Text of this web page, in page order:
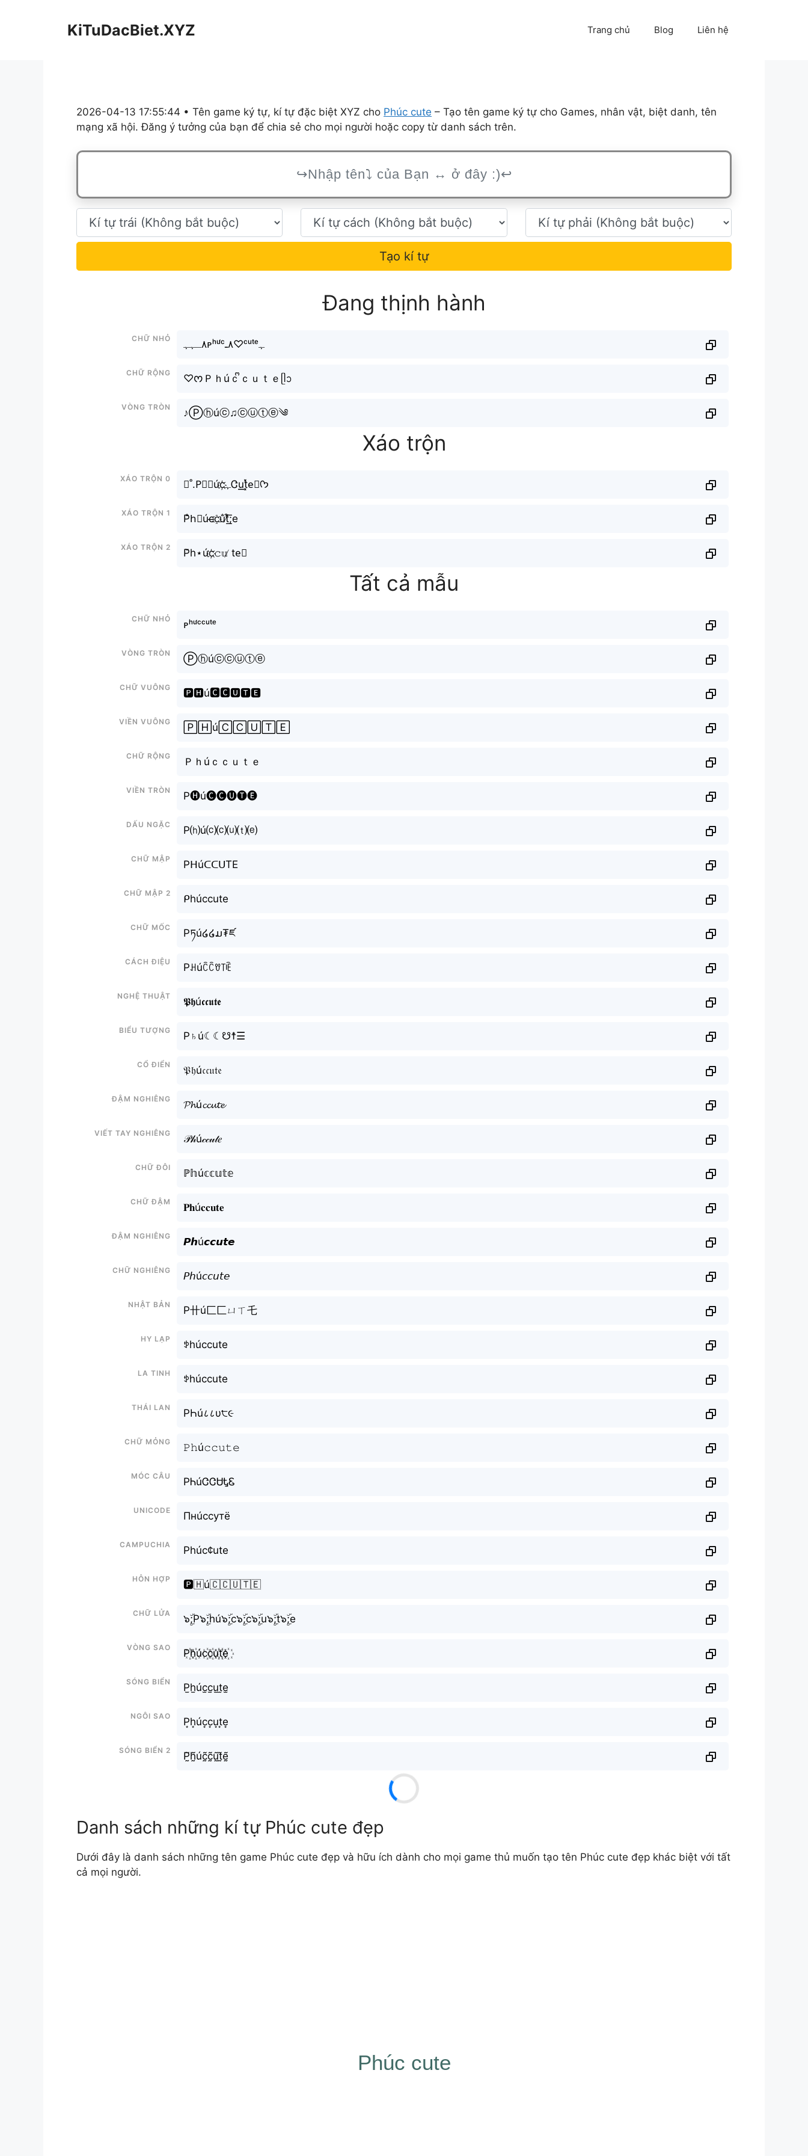
KiTuDacBiet.XYZ Trang chủ Blog Liên hệ
2026-04-13 17:55:44 • Tên game ký tự, kí tự đặc biệt XYZ cho Phúc cute – Tạo tên game ký tự cho Games, nhân vật, biệt danh, tên
mạng xã hội. Đăng ý tưởng của bạn để chia sẻ cho mọi người hoặc copy từ danh sách trên.
Tạo kí tự
Đang thịnh hành
Chữ nhỏ
٨ـﮩﮩᴘʰᵘ́ᶜ٨ـ♡ᶜᵘᵗᵉﮩ
Chữ rộng
♡ᰔＰｈúｃᩚｃｕｔｅᥫᩣ
Vòng tròn
♪Ⓟⓗúⓒ♫ⓒⓤⓣⓔ༄
Xáo trộn
Xáo trộn 0
✧˚.P⃗⒣úc҉ﮩᏣu͟͟t͓̽e⃣ᡣ𐭩
Xáo trộn 1
P̐h⃕úc̶c҈u̐t̸͒͟͞;e
Xáo trộn 2
P̆h⋆úc҉𝚌𝕦̸ te⃟
Tất cả mẫu
Chữ nhỏ
ᴘʰᵘ́ᶜᶜᵘᵗᵉ
Vòng tròn
Ⓟⓗúⓒⓒⓤⓣⓔ
Chữ vuông
🅿🅷ú🅲🅲🆄🆃🅴
Viền vuông
🄿🄷ú🄲🄲🅄🅃🄴
Chữ rộng
Ｐｈúｃｃｕｔｅ
Viền tròn
P🅗ú🅒🅒🅤🅣🅔
Dấu ngặc
P⒣ú⒞⒞⒰⒯⒠
Chữ mập
PᕼúᑕᑕᑌTE
Chữ mập 2
ᑭhúccute
Chữ mốc
Pཏú໒໒ມ₮ཛ
Cách điệu
Pꃅúꉓꉓꀎ꓄ꍟ
Nghệ thuật
𝕻𝖍ú𝖈𝖈𝖚𝖙𝖊
Biểu tượng
P♄ú☾☾☋☨☰
Cổ điển
𝔓𝔥ú𝔠𝔠𝔲𝔱𝔢
Đậm nghiêng
𝓟𝓱ú𝓬𝓬𝓾𝓽𝓮
Viết tay nghiêng
𝒫𝒽ú𝒸𝒸𝓊𝓉𝑒
Chữ đôi
ℙ𝕙ú𝕔𝕔𝕦𝕥𝕖
Chữ đậm
𝐏𝐡ú𝐜𝐜𝐮𝐭𝐞
Đậm nghiêng
𝙋𝙝ú𝙘𝙘𝙪𝙩𝙚
Chữ nghiêng
𝘗𝘩ú𝘤𝘤𝘶𝘵𝘦
Nhật bản
P卄ú匚匚ㄩㄒ乇
Hy lạp
ꉣhúccute
La tinh
ꉣhúccute
Thái lan
PҺú८८υ੮૯
Chữ mỏng
𝙿𝚑ú𝚌𝚌𝚞𝚝𝚎
Móc câu
PᏂúᏣᏣᏌᎿᏋ
Unicode
Пнúссутё
Campuchia
Phúc¢ute
Hỗn hợp
🅿️🇭ú🇨🇨🇺🇹🇪
Chữ Lửa
๖ۣۜ;P๖ۣۜ;hú๖ۣۜ;c๖ۣۜ;c๖ۣۜ;u๖ۣۜ;t๖ۣۜ;e
Vòng sao
P꙰h꙰úc꙰c꙰u꙰t꙰e꙰
Sóng biển
P̫h̫úc̫c̫u̫t̫e̫
Ngôi sao
P͙h͙úc͙c͙u͙t͙e͙
Sóng biển 2
P̰̃h̰̃úc̰̃c̰̃ṵ̃t̰̃ḛ̃
Danh sách những kí tự Phúc cute đẹp
Dưới đây là danh sách những tên game Phúc cute đẹp và hữu ích dành cho mọi game thủ muốn tạo tên Phúc cute đẹp khác biệt với tất
cả mọi người.